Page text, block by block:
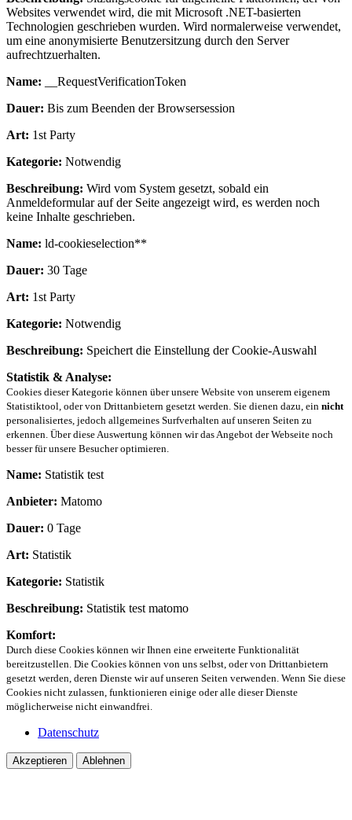
Websites verwendet wird, die mit Microsoft .NET-basierten
Technologien geschrieben wurden. Wird normalerweise verwendet,
um eine anonymisierte Benutzersitzung durch den Server
aufrechtzuerhalten.
Name: __RequestVerificationToken
Dauer: Bis zum Beenden der Browsersession
Art: 1st Party
Kategorie: Notwendig
Beschreibung: Wird vom System gesetzt, sobald ein
Anmeldeformular auf der Seite angezeigt wird, es werden noch
keine Inhalte geschrieben.
Name: ld-cookieselection**
Dauer: 30 Tage
Art: 1st Party
Kategorie: Notwendig
Beschreibung: Speichert die Einstellung der Cookie-Auswahl
Statistik & Analyse:
Cookies dieser Kategorie können über unsere Website von unserem eigenem
Statistiktool, oder von Drittanbietern gesetzt werden. Sie dienen dazu, ein nicht
personalisiertes, jedoch allgemeines Surfverhalten auf unseren Seiten zu
erkennen. Über diese Auswertung können wir das Angebot der Webseite noch
besser für unsere Besucher optimieren.
Name: Statistik test
Anbieter: Matomo
Dauer: 0 Tage
Art: Statistik
Kategorie: Statistik
Beschreibung: Statistik test matomo
Komfort:
Durch diese Cookies können wir Ihnen eine erweiterte Funktionalität
bereitzustellen. Die Cookies können von uns selbst, oder von Drittanbietern
gesetzt werden, deren Dienste wir auf unseren Seiten verwenden. Wenn Sie diese
Cookies nicht zulassen, funktionieren einige oder alle dieser Dienste
möglicherweise nicht einwandfrei.
Datenschutz
Akzeptieren Ablehnen